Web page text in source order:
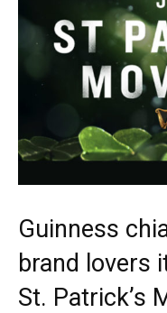
Guinness
brand lovers
St. Patrick’s